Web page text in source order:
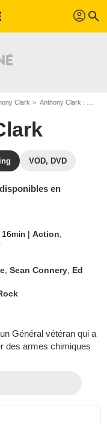
profil search
Clark Anthony Clark : Films et séries online
VOD, DVD
en
16min | Action
,Sean Connery Ed
Général vétéran qui a
des armes chimiques